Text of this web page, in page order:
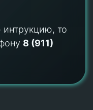
то
8 (911)